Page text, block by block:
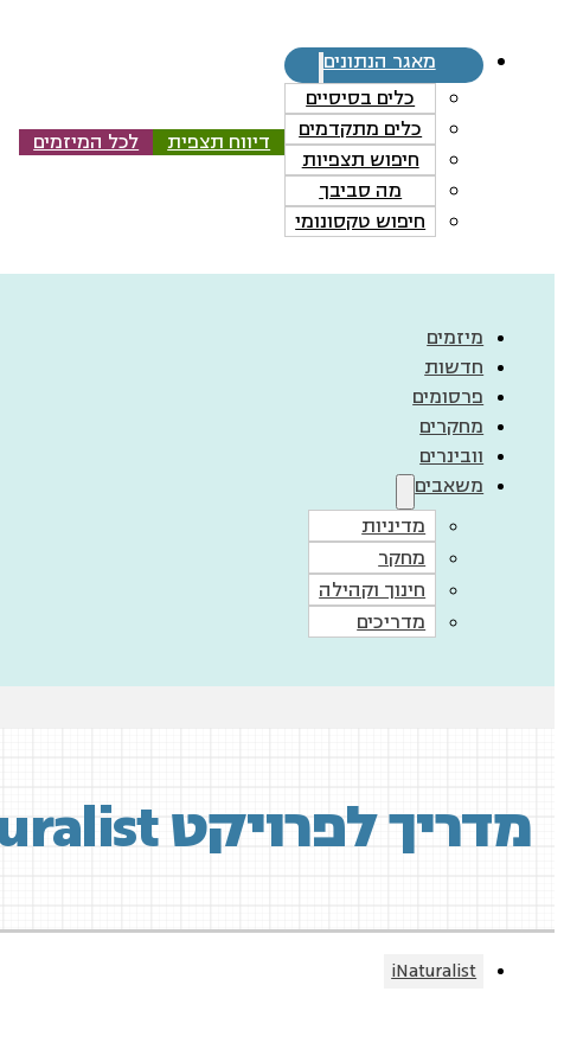
מאגר הנתונים
כלים בסיסיים
כלים מתקדמים
חיפוש תצפיות
מה סביבך
חיפוש טקסונומי
דיווח תצפית לכל המיזמים
מיזמים
חדשות
פרסומים
מחקרים
וובינרים
משאבים
מדיניות
מחקר
חינוך וקהילה
מדריכים
מדריך לפרויקט iNaturalist
iNaturalist